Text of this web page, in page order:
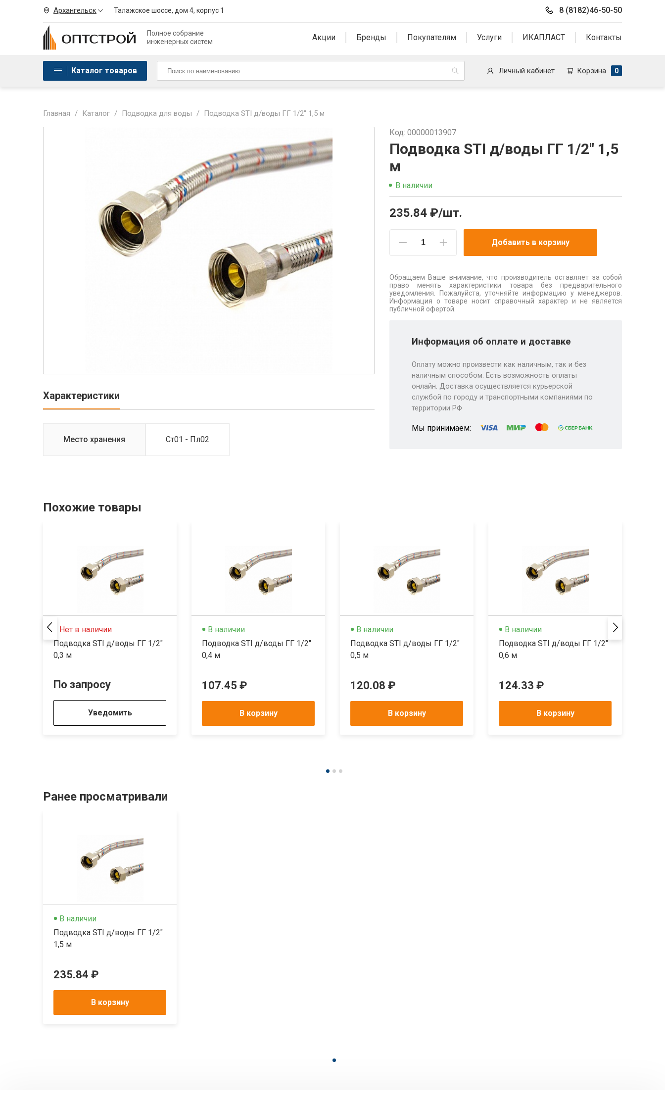
Архангельск Талажское шоссе, дом 4, корпус 1 8 (8182)46-50-50
Полное собрание
инженерных систем
Акции Бренды Покупателям Услуги ИКАПЛАСТ Контакты
Каталог товаров Личный кабинет Корзина 0
Главная / Каталог / Подводка для воды / Подводка STI д/воды ГГ 1/2" 1,5 м
Характеристики
Место хранения Ст01 - Пл02
Код: 00000013907
Подводка STI д/воды ГГ 1/2" 1,5
м
В наличии
235.84 ₽/шт.
Добавить в корзину
Обращаем Ваше внимание, что производитель оставляет за собой
право менять характеристики товара без предварительного
уведомления. Пожалуйста, уточняйте информацию у менеджеров.
Информация о товаре носит справочный характер и не является
публичной офертой.
Информация об оплате и доставке
Оплату можно произвести как наличным, так и без
наличным способом. Есть возможность оплаты
онлайн. Доставка осуществляется курьерской
службой по городу и транспортными компаниями по
территории РФ
Мы принимаем:
Похожие товары
Нет в наличии
Подводка STI д/воды ГГ 1/2"
0,3 м
По запросу
Уведомить
В наличии
Подводка STI д/воды ГГ 1/2"
0,4 м
107.45 ₽
В корзину
В наличии
Подводка STI д/воды ГГ 1/2"
0,5 м
120.08 ₽
В корзину
В наличии
Подводка STI д/воды ГГ 1/2"
0,6 м
124.33 ₽
В корзину
Ранее просматривали
В наличии
Подводка STI д/воды ГГ 1/2"
1,5 м
235.84 ₽
В корзину